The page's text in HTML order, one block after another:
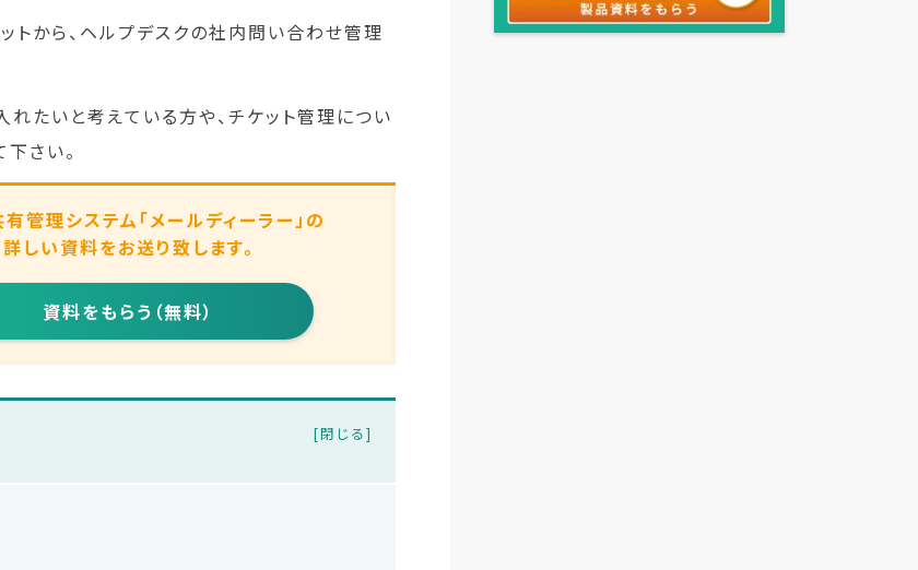
トから、ヘルプデスクの社内問い合わせ管理
たいと考えている方や、チケット管理につい
さい。
管理システム 「メールディーラー」の
詳しい資料をお送り致します。
資料をもらう（無料）